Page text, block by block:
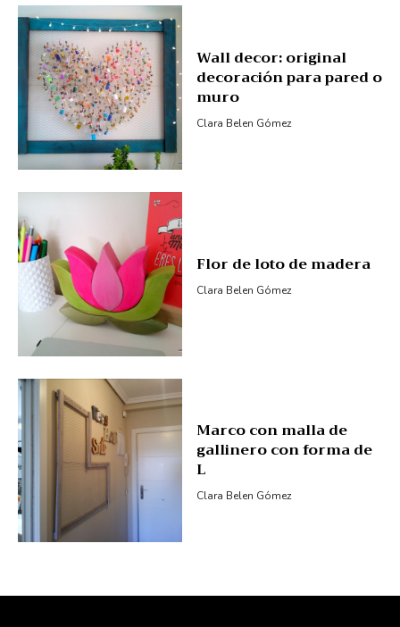
Wall decor: original
decoración para pared o
muro
Clara Belen Gómez
Flor de loto de madera
Clara Belen Gómez
Marco con malla de
gallinero con forma de
L
Clara Belen Gómez